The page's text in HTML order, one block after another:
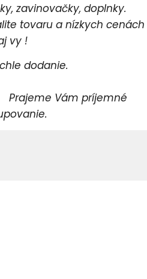
zavinovačky, doplnky.
tovaru a nízkych cenách
vy !
dodanie.
príjemné